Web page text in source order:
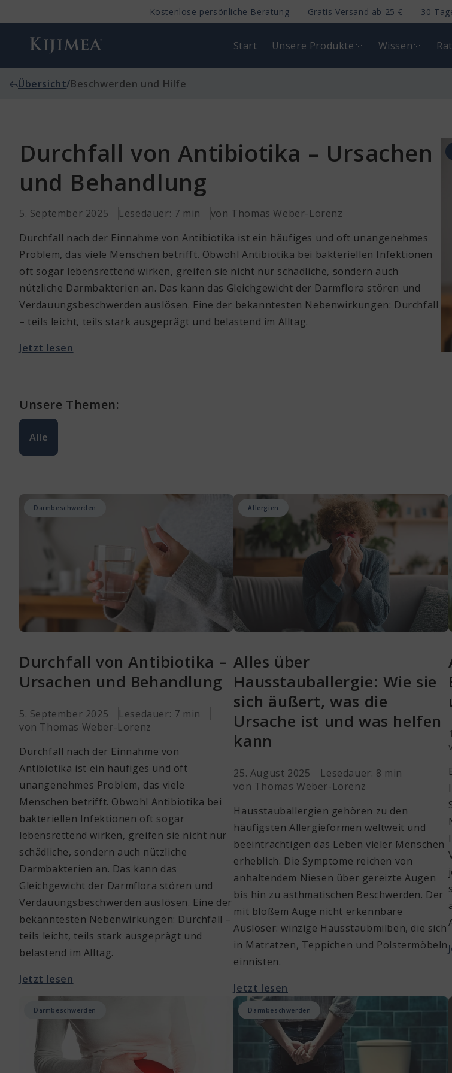
Inhalt
Kostenlose persönliche Beratung Gratis Versand ab 25 € 30
Start Unsere Produkte Wissen
Übersicht/Beschwerden und Hilfe
Durchfall von Antibiotika – Ursachen
und Behandlung
5. September 2025 Lesedauer: 7 min
von Thomas Weber-Lorenz
Durchfall nach der Einnahme von Antibiotika ist ein häufiges und oft unangenehmes
Problem, das viele Menschen betrifft. Obwohl Antibiotika bei bakteriellen Infektionen
oft sogar lebensrettend wirken, greifen sie nicht nur schädliche, sondern auch
nützliche Darmbakterien an. Das kann das Gleichgewicht der Darmflora stören und
Verdauungsbeschwerden auslösen. Eine der bekanntesten Nebenwirkungen: Durchfall
– teils leicht, teils stark ausgeprägt und belastend im Alltag.
Jetzt lesen
Unsere Themen:
Alle
Darmbeschwerden
Durchfall von Antibiotika –
Ursachen und Behandlung
5. September 2025
Lesedauer: 7 min
von Thomas Weber-Lorenz
Durchfall nach der Einnahme von
Antibiotika ist ein häufiges und oft
unangenehmes Problem, das viele
Menschen betrifft. Obwohl Antibiotika bei
bakteriellen Infektionen oft sogar
lebensrettend wirken, greifen sie nicht nur
schädliche, sondern auch nützliche
Darmbakterien an. Das kann das
Gleichgewicht der Darmflora stören und
Verdauungsbeschwerden auslösen. Eine der
bekanntesten Nebenwirkungen: Durchfall –
teils leicht, teils stark ausgeprägt und
belastend im Alltag.
Jetzt lesen
Allergien
Alles über
Hausstauballergie: Wie sie
sich äußert, was die
Ursache ist und was helfen
kann
25. August 2025
Lesedauer: 8 min
von Thomas Weber-Lorenz
Hausstauballergien gehören zu den
häufigsten Allergieformen weltweit und
beeinträchtigen das Leben vieler Menschen
erheblich. Die Symptome reichen von
anhaltendem Niesen über gereizte Augen
bis hin zu asthmatischen Beschwerden. Der
mit bloßem Auge nicht erkennbare
Auslöser: winzige Hausstaubmilben, die sich
in Matratzen, Teppichen und Polstermöbeln
einnisten.
Jetzt lesen
Darmbeschwerden Darmbeschwerden